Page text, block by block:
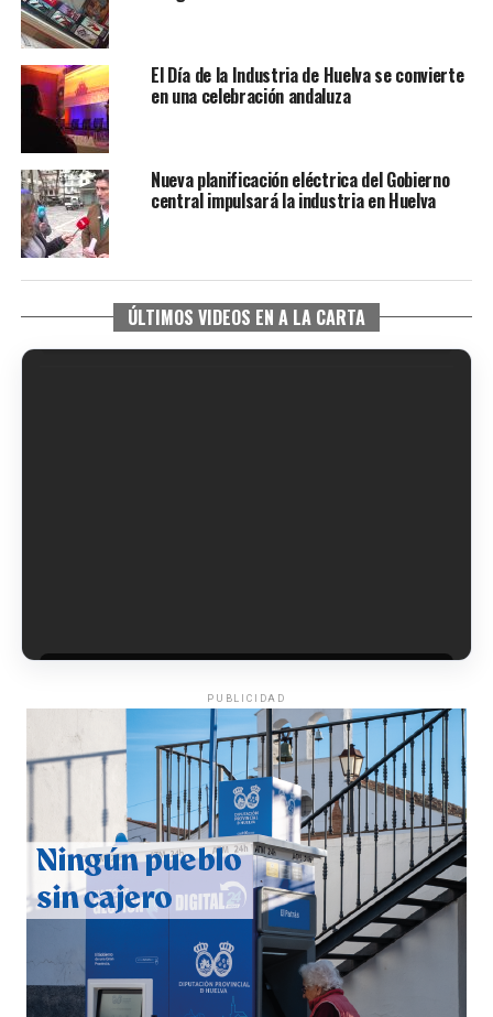
El Día de la Industria de Huelva se convierte
en una celebración andaluza
Nueva planificación eléctrica del Gobierno
central impulsará la industria en Huelva
ÚLTIMOS VIDEOS EN A LA CARTA
QUINTA CORRIDA DE LAS FIESTAS COLOMBINAS
2026
hace 3 días·Huelvatv
PUBLICIDAD